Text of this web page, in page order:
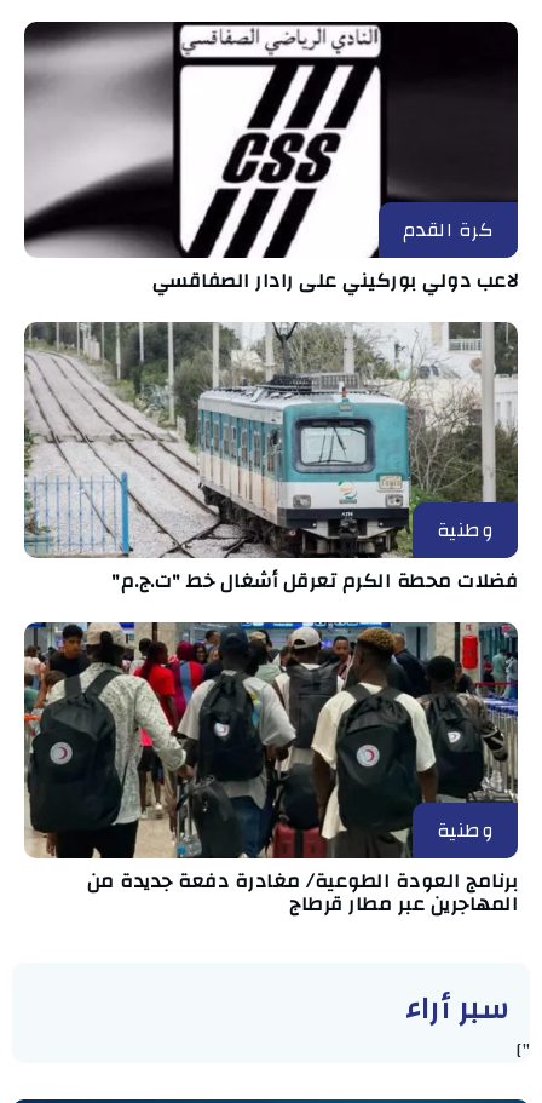
كرة القدم
لاعب دولي بوركيني على رادار الصفاقسي
وطنية
فضلات محطة الكرم تعرقل أشغال خط "ت.ج.م"
وطنية
برنامج العودة الطوعية/ مغادرة دفعة جديدة من
المهاجرين عبر مطار قرطاج
سبر أراء
"]